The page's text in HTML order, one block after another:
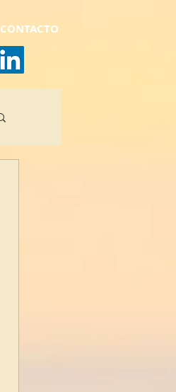
CONTACTO